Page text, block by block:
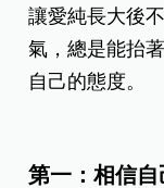
讓愛純長大後
氣，總是能抬
自己的態度。
第一：相信